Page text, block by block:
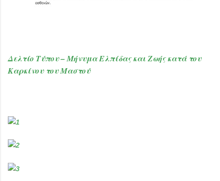
Δελτίο Τύπου – Μήνυμα Ελπίδας και Ζωής κατά του
Καρκίνου του Μαστού